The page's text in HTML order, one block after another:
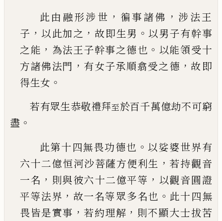
此由融形涉世 ， 徧事諸佛 ， 涉法王
子 ， 以此加之 ， 故即生男 。 以男子有幹事
之能 ， 為法王子幹事之德也 。 以能領受十
方諸佛法門 ， 有女子承順翕受之德 ， 故即
得生女 。
若有眾生恭敬禮拜至於百千萬億劫不可窮
盡 。
此第十四無畏功德也 。 以娑婆世界有
六十二億恒河沙菩薩方便利生 ， 若持觀音
一名 ， 則與彼六十二億平等 ， 以觀音圓證
平等法界 ， 故一名等眾多名也 。 此十四無
畏皆是實事 ， 若約理解 ， 則不顯大士拔苦